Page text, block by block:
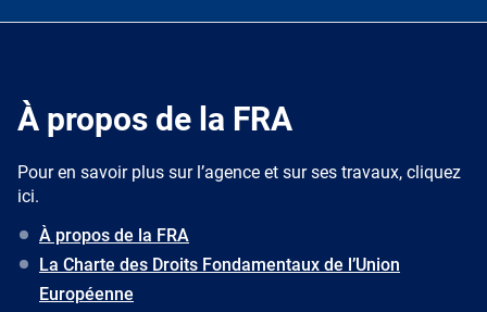
À propos de la FRA
Pour en savoir plus sur l’agence et sur ses travaux, cliquez
ici.
À propos de la FRA
La Charte des Droits Fondamentaux de l’Union
Européenne